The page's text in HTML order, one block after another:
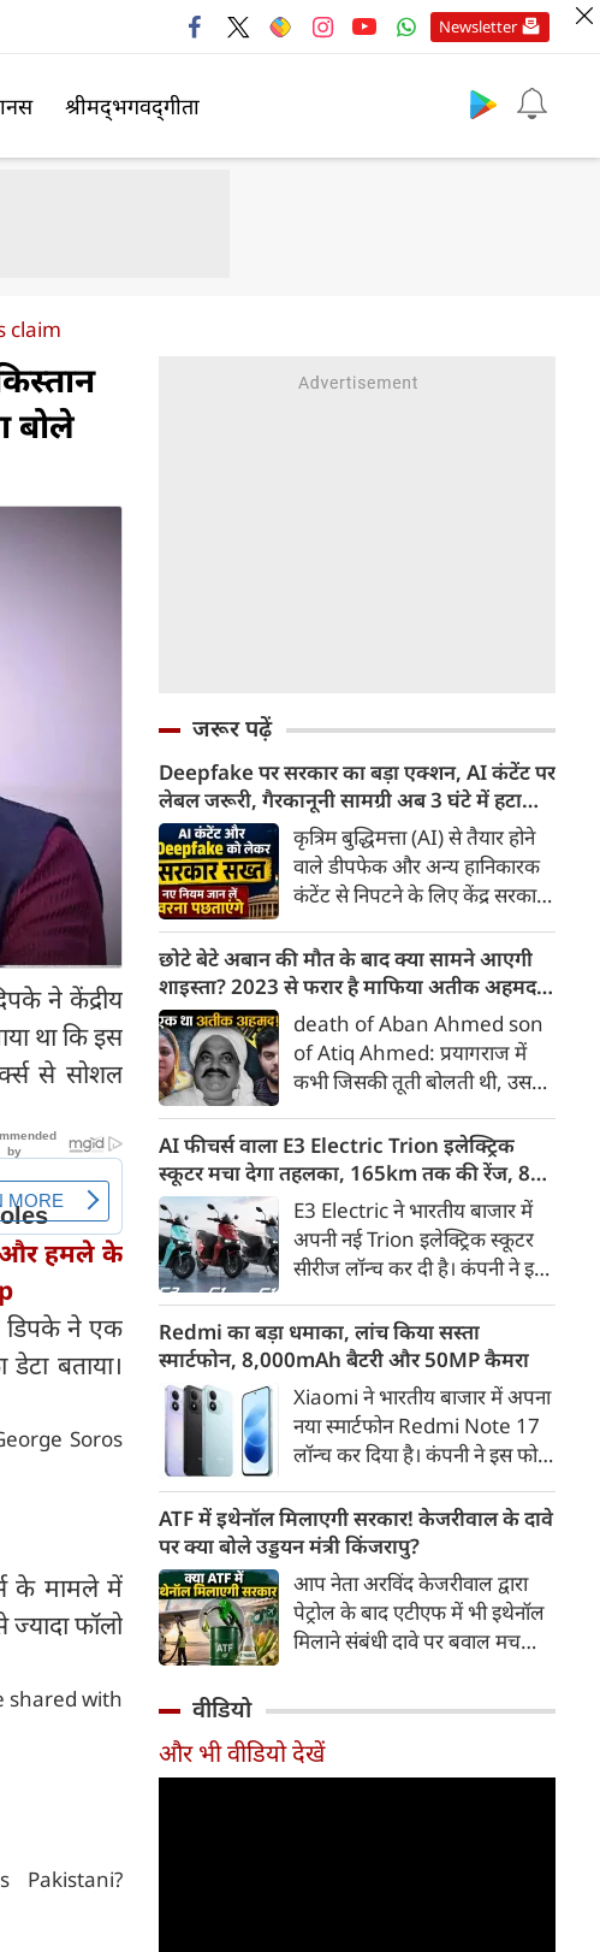
Newsletter
श्रीमद्‍भगवद्‍गीता
claim
बोले
ने केंद्रीय
था कि इस
से सोशल
और हमले के
डिपके ने एक
बताया।
Soros
के मामले में
ज्यादा फॉलो
shared with
जरूर पढ़ें
Deepfake पर सरकार का बड़ा एक्शन, AI कंटेंट पर
लेबल जरूरी, गैरकानूनी सामग्री अब 3 घंटे में हटानी
होगी, नए नियम जान लें वरना पछताएंगे
कृत्रिम बुद्धिमत्ता (AI) से तैयार होने
वाले डीपफेक और अन्य हानिकारक
कंटेंट से निपटने के लिए केंद्र सरकार
किया है। सरकार ने AI से तैयार कंटेंट
पर स्पष्ट लेबल और पहचान योग्य
मेटाडेटा उपलब्ध कराना अनिवार्य
किया है। साथ ही, सरकारी या
न्यायालय के आदेश के आधार पर
गैरकानूनी जानकारी हटाने की
समयसीमा 36 घंटे से घटाकर 3 घंटे
कर दी गई है।
छोटे बेटे अबान की मौत के बाद क्या सामने आएगी
शाइस्ता? 2023 से फरार है माफिया अतीक अहमद
की पत्नी
death of Aban Ahmed son
of Atiq Ahmed: प्रयागराज में
कभी जिसकी तूती बोलती थी, उस
अहमद के कुनबे पर कानून और
किस्मत की दोहरी मार पड़ रही है।
जिस झांसी जिले में अप्रैल 2023 में
अतीक के एनकाउंटर में मारे गए बेटे
असद की सांसें थमी थीं, उसी झांसी में
अब उसके छोटे बेटे अबान की भीषण
सड़क दुर्घटना में जान चली गई है।
AI फीचर्स वाला E3 Electric Trion इलेक्ट्रिक
स्कूटर मचा देगा तहलका, 165km तक की रेंज, 8
साल की बैटरी वारंटी, कीमत जानेंगे तो हो जाएंगे
हैरान
E3 Electric ने भारतीय बाजार में
अपनी नई Trion इलेक्ट्रिक स्कूटर
सीरीज लॉन्च कर दी है। कंपनी ने इसे
पेश किया है। Trion की शुरुआती
कीमत 99,999 रुपए (एक्स-शोरूम,
बेंगलुरु) रखी गई है। फिलहाल इसकी
बुकिंग बेंगलुरु के ग्राहकों के लिए
कंपनी की आधिकारिक वेबसाइट के
जरिए शुरू की गई है। आने वाले समय
में इसे दूसरे शहरों में भी उपलब्ध
कराया जाएगा।
Redmi का बड़ा धमाका, लांच किया सस्ता
स्मार्टफोन, 8,000mAh बैटरी और 50MP कैमरा
Xiaomi ने भारतीय बाजार में अपना
नया स्मार्टफोन Redmi Note 17
लॉन्च कर दिया है। कंपनी ने इस फोन
डिस्प्ले, 8,000mAh की बड़ी बैटरी
और Qualcomm Snapdragon
चिपसेट के साथ पेश किया है। फोन में
50MP का मेन कैमरा दिया गया है।
इसके अलावा Redmi Note 17 में
Corning Gorilla Glass 7i
चेसिस जैसे फीचर्स मिलते हैं।
ATF में इथेनॉल मिलाएगी सरकार! केजरीवाल के दावे
पर क्या बोले उड्डयन मंत्री किंजरापु?
आप नेता अरविंद केजरीवाल द्वारा
पेट्रोल के बाद एटीएफ में भी इथेनॉल
मिलाने संबंधी दावे पर बवाल मच
इथेनॉल मिलाने की कोई योजना नहीं
है।
वीडियो
और भी वीडियो देखें